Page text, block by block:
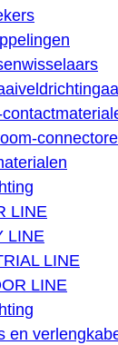
LINE
LINE
LINE
LINE
en